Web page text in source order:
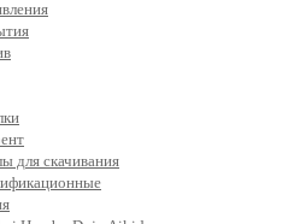
для скачивания